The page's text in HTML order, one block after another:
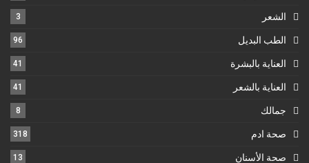
الشعر 3
الطب البديل 96
العناية بالبشرة 41
العناية بالشعر 41
جمالك 8
صحة ادم 318
صحة الأسنان 13